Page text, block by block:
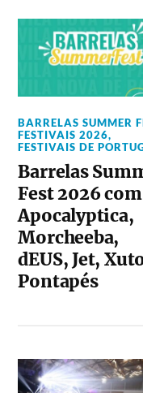
BARRELAS SUMMER
FESTIVAIS 2026,
FESTIVAIS DE
Barrelas
Fest 2026
Apocalyptica,
Morcheeba,
dEUS, Jet,
Pontapés